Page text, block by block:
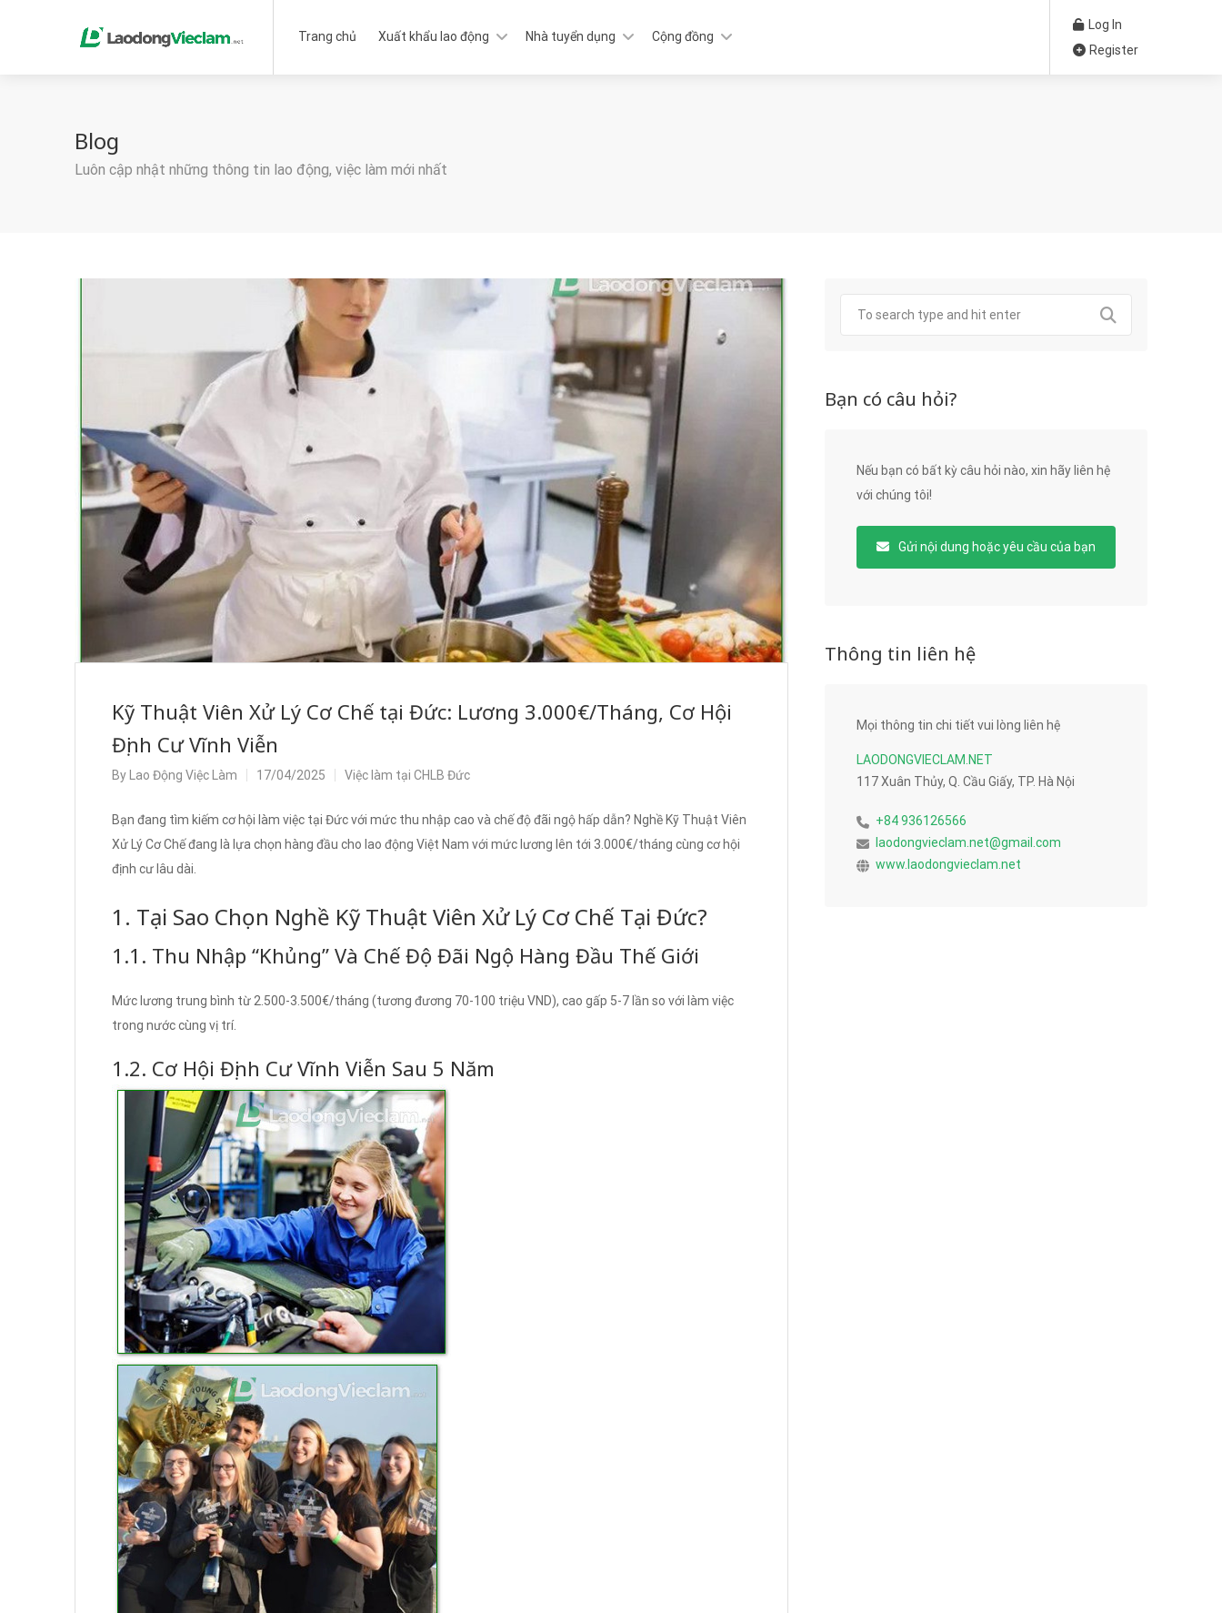
Trang chủ Xuất khẩu lao động Nhà tuyển dụng Cộng đồng
Log In
Register
Blog
Luôn cập nhật những thông tin lao động, việc làm mới nhất
Kỹ Thuật Viên Xử Lý Cơ Chế tại Đức: Lương 3.000€/Tháng, Cơ Hội
Định Cư Vĩnh Viễn
By Lao Động Việc Làm 17/04/2025 Việc làm tại CHLB Đức
Bạn đang tìm kiếm cơ hội làm việc tại Đức với mức thu nhập cao và chế độ đãi ngộ hấp dẫn? Nghề Kỹ Thuật Viên
Xử Lý Cơ Chế đang là lựa chọn hàng đầu cho lao động Việt Nam với mức lương lên tới 3.000€/tháng cùng cơ hội
định cư lâu dài.
1. Tại Sao Chọn Nghề Kỹ Thuật Viên Xử Lý Cơ Chế Tại Đức?
1.1. Thu Nhập “Khủng” Và Chế Độ Đãi Ngộ Hàng Đầu Thế Giới
Mức lương trung bình từ 2.500-3.500€/tháng (tương đương 70-100 triệu VND), cao gấp 5-7 lần so với làm việc
trong nước cùng vị trí.
1.2. Cơ Hội Định Cư Vĩnh Viễn Sau 5 Năm
Bạn có câu hỏi?
Nếu bạn có bất kỳ câu hỏi nào, xin hãy liên hệ
với chúng tôi!
Gửi nội dung hoặc yêu cầu của bạn
Thông tin liên hệ
Mọi thông tin chi tiết vui lòng liên hệ
LAODONGVIECLAM.NET
117 Xuân Thủy, Q. Cầu Giấy, TP. Hà Nội
+84 936126566
laodongvieclam.net@gmail.com
www.laodongvieclam.net